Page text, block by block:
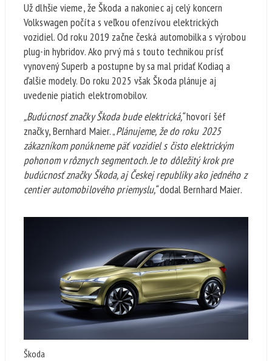
Už dlhšie vieme, že Škoda a nakoniec aj celý koncern
Volkswagen počíta s veľkou ofenzívou elektrických
vozidiel. Od roku 2019 začne česká automobilka s výrobou
plug-in hybridov. Ako prvý má s touto technikou prísť
vynovený Superb a postupne by sa mal pridať Kodiaq a
ďalšie modely. Do roku 2025 však Škoda plánuje aj
uvedenie piatich elektromobilov.
„Budúcnosť značky Škoda bude elektrická,“hovorí šéf
značky, Bernhard Maier. „Plánujeme, že do roku 2025
zákazníkom ponúkneme päť vozidiel s čisto elektrickým
pohonom v rôznych segmentoch. Je to dôležitý krok pre
budúcnosť značky Škoda, aj Českej republiky ako jedného z
centier automobilového priemyslu,“dodal Bernhard Maier.
Škoda